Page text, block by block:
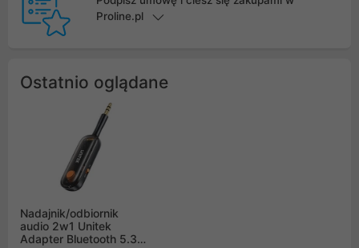
Proline.pl
Ostatnio oglądane
Nadajnik/odbiornik
audio 2w1 Unitek
Adapter Bluetooth 5.3